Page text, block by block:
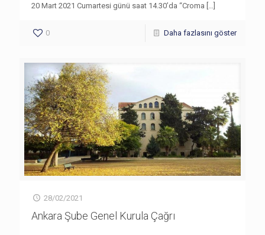
20 Mart 2021 Cumartesi günü saat 14.30’da “Croma […]
0 Daha fazlasını göster
28/02/2021
Ankara Şube Genel Kurula Çağrı